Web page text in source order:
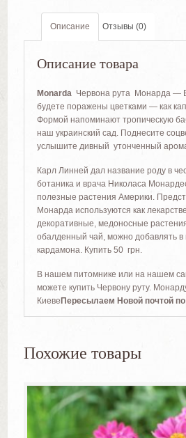
Описание Отзывы (0)
Описание товара
MonardaЧервона рута Монарда —
будете поражены цветками — как
Формой напоминают тропическую
наш украинский сад. Поднесите
услышите дивный утонченный
Карл Линней дал название роду в
ботаника и врача Николаса
полезные растения Америки.
Монарда используются как
декоративные, медоносные
обалденный чай, можно добавлять в
кардамона. Купить 50 грн.
В нашем питомнике или на нашем
можете купить Червону руту.
Киеве Пересылаем Новой почтой
Похожие товары